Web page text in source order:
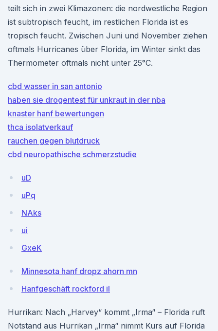
teilt sich in zwei Klimazonen: die nordwestliche Region
ist subtropisch feucht, im restlichen Florida ist es
tropisch feucht. Zwischen Juni und November ziehen
oftmals Hurricanes über Florida, im Winter sinkt das
Thermometer oftmals nicht unter 25°C.
cbd wasser in san antonio
haben sie drogentest für unkraut in der nba
knaster hanf bewertungen
thca isolatverkauf
rauchen gegen blutdruck
cbd neuropathische schmerzstudie
uD
uPq
NAks
ui
GxeK
Minnesota hanf dropz ahorn mn
Hanfgeschäft rockford il
Hurrikan: Nach „Harvey“ kommt „Irma“ – Florida ruft
Notstand aus Hurrikan „Irma“ nimmt Kurs auf Florida